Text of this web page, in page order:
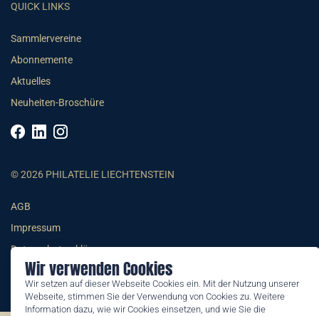
Wir verwenden Cookies
Wir setzen auf dieser Webseite Cookies ein. Mit der Nutzung unserer
Webseite, stimmen Sie der Verwendung von Cookies zu. Weitere
Information dazu, wie wir Cookies einsetzen, und wie Sie die
QUICK LINKS
Sammlervereine
Abonnemente
Aktuelles
Neuheiten-Broschüre
© 2026 PHILATELIE LIECHTENSTEIN
AGB
Impressum
Datenschutzerklärung